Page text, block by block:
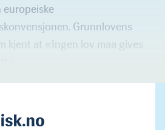
europeiske
Grunnlovens
kjent at «Ingen lov maa gives